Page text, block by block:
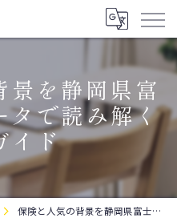
景を静岡県富
タで読み解く
イド
保険と人気の背景を静岡県富士市の生活データで読み解く徹底ガイド